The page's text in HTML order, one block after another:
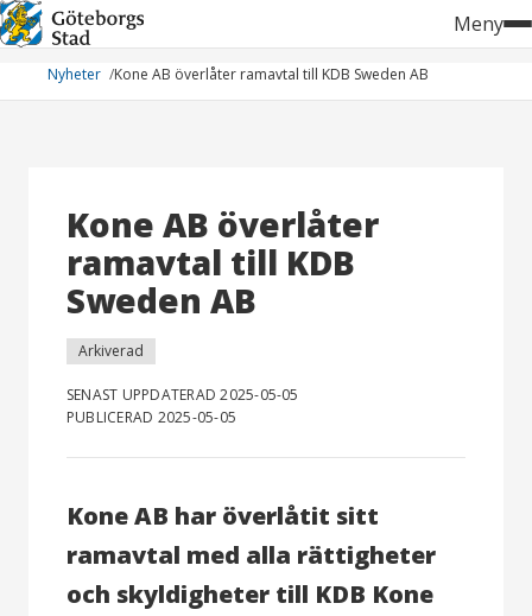
Hoppa
till
innehåll
Meny
Nyheter Kone AB överlåter ramavtal till KDB Sweden AB
Kone AB överlåter
ramavtal till KDB
Sweden AB
Arkiverad
SENAST UPPDATERAD 2025-05-05
PUBLICERAD 2025-05-05
Kone AB har överlåtit sitt
ramavtal med alla rättigheter
och skyldigheter till KDB Kone